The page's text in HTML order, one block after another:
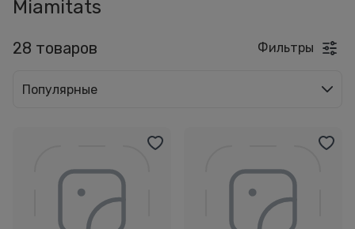
Miamitats
28 товаров Фильтры
Популярные